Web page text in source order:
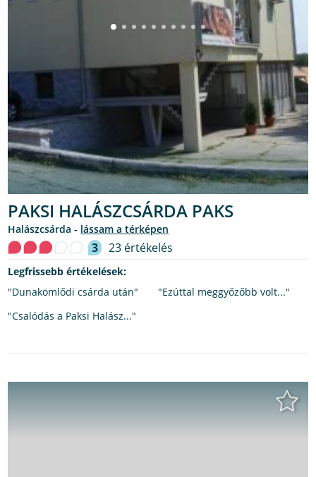
PAKSI HALÁSZCSÁRDA PAKS
halászcsárda - lássam a térképen
3 23 értékelés
Legfrissebb értékelések:
"Dunakömlődi csárda után"
"Ezúttal meggyőzőbb volt..."
"Csalódás a Paksi Halász..."